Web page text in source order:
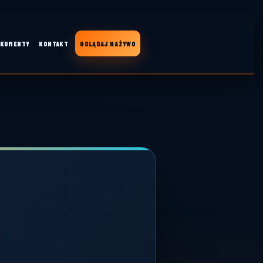
KONTAKT OGLĄDAJ NA ŻYWO